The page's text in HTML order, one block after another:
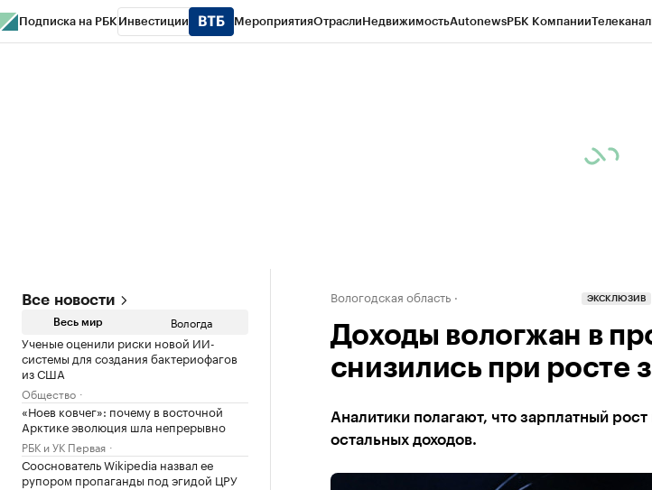
Подписка на РБК Инвестиции МероприятияОтраслиНедвижимостьAutonewsРБК КомпанииТелеканал
Все новости
Весь мир Вологда
Ученые оценили риски новой ИИ-
системы для создания бактериофагов
из США
Общество
«Ноев ковчег»: почему в восточной
Арктике эволюция шла непрерывно
РБК и УК Первая
Сооснователь Wikipedia назвал ее
рупором пропаганды под эгидой ЦРУ
Вологодская область ЭКСКЛЮЗИВ
Доходы вологжан в
снизились при росте
Аналитики полагают, что зарплатный
остальных доходов.